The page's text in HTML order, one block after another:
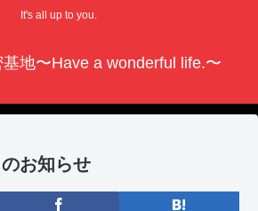
It's all up to you.
地〜Have a wonderful life.〜
お知らせ